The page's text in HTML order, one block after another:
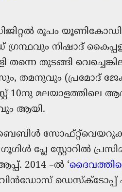
രൂപം
ഗ്രന്ഥവും നിഷാദ്
തുടങ്ങി
തമനുവും (പ്രമോദ്
10നു മലയാളത്തിലെ
ആയി.
സോഫ്റ്റ്‌വെയറുകൾ
പ്ലേ സ്റ്റോറിൽ
2014 –ല്‍ ‘
ഡെസ്ക്ടോപ്പ്